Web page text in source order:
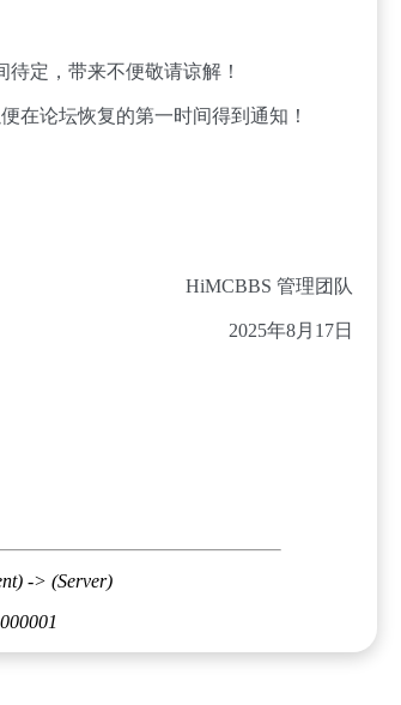
定，带来不便敬请谅解！
在论坛恢复的第一时间得到通知！
HiMCBBS 管理团队
2025年8月17日
-> (Server)